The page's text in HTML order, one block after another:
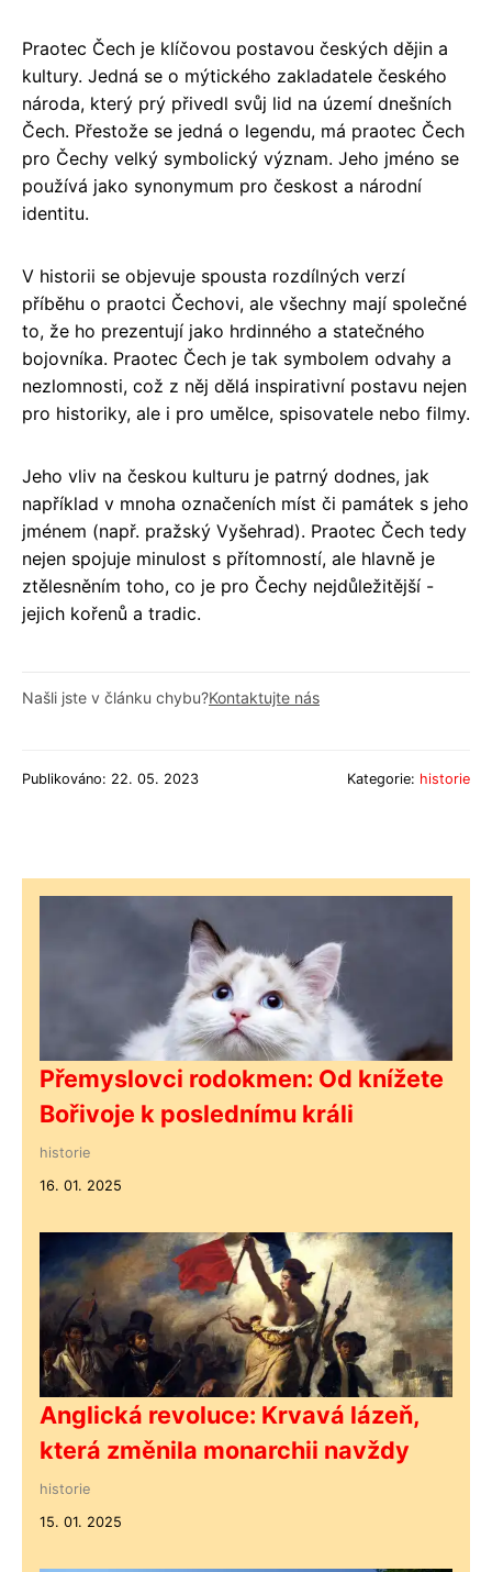
Praotec Čech je klíčovou postavou českých dějin a
kultury. Jedná se o mýtického zakladatele českého
národa, který prý přivedl svůj lid na území dnešních
Čech. Přestože se jedná o legendu, má praotec Čech
pro Čechy velký symbolický význam. Jeho jméno se
používá jako synonymum pro českost a národní
identitu.
V historii se objevuje spousta rozdílných verzí
příběhu o praotci Čechovi, ale všechny mají společné
to, že ho prezentují jako hrdinného a statečného
bojovníka. Praotec Čech je tak symbolem odvahy a
nezlomnosti, což z něj dělá inspirativní postavu nejen
pro historiky, ale i pro umělce, spisovatele nebo filmy.
Jeho vliv na českou kulturu je patrný dodnes, jak
například v mnoha označeních míst či památek s jeho
jménem (např. pražský Vyšehrad). Praotec Čech tedy
nejen spojuje minulost s přítomností, ale hlavně je
ztělesněním toho, co je pro Čechy nejdůležitější -
jejich kořenů a tradic.
Našli jste v článku chybu?Kontaktujte nás
Publikováno: 22. 05. 2023 Kategorie: historie
Přemyslovci rodokmen: Od knížete
Bořivoje k poslednímu králi
historie
16. 01. 2025
Anglická revoluce: Krvavá lázeň,
která změnila monarchii navždy
historie
15. 01. 2025